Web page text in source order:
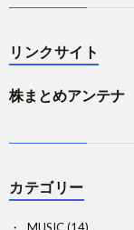
リンクサイト
株まとめアンテナ
カテゴリー